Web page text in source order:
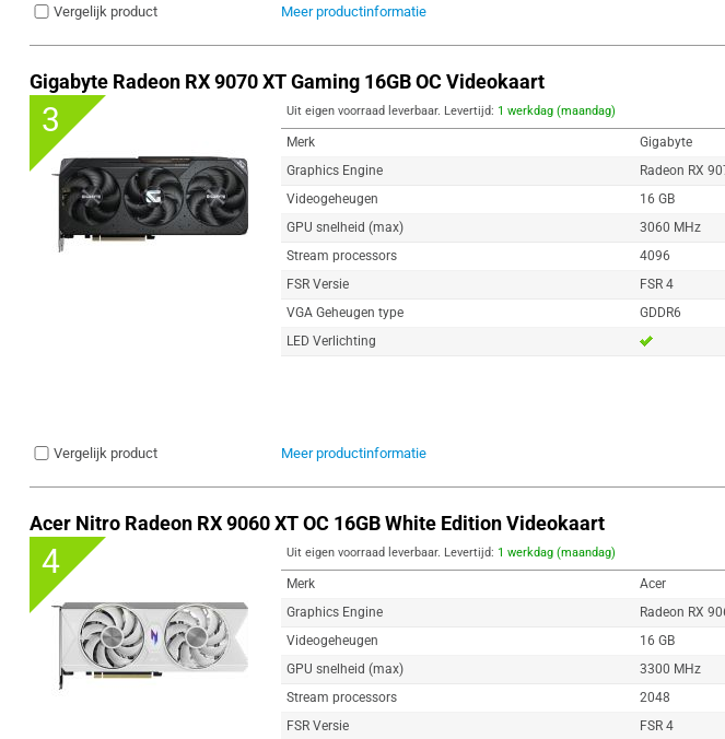
Vergelijk product Meer productinformatie
Gigabyte Radeon RX 9070 XT Gaming 16GB OC Videokaart
3 Uit eigen voorraad leverbaar. Levertijd: 1 werkdag (maandag)
Merk
Gigabyte
Graphics Engine
Radeon RX
Videogeheugen
16 GB
GPU snelheid (max)
3060 MHz
Stream processors
4096
FSR Versie
FSR 4
VGA Geheugen type
GDDR6
LED Verlichting
Vergelijk product Meer productinformatie
Acer Nitro Radeon RX 9060 XT OC 16GB White Edition Videokaart
4 Uit eigen voorraad leverbaar. Levertijd: 1 werkdag (maandag)
Merk
Acer
Graphics Engine
Radeon RX
Videogeheugen
16 GB
GPU snelheid (max)
3300 MHz
Stream processors
2048
FSR Versie
FSR 4